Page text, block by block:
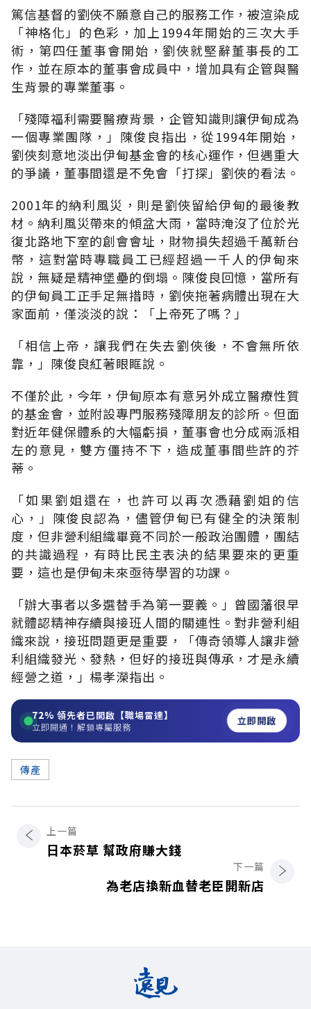
篤信基督的劉俠不願意自己的服務工作，被渲染成
「神格化」的色彩，加上1994年開始的三次大手
術，第四任董事會開始，劉俠就堅辭董事長的工
作，並在原本的董事會成員中，增加具有企管與醫
生背景的專業董事。
「殘障福利需要醫療背景，企管知識則讓伊甸成為
一個專業團隊，」陳俊良指出，從1994年開始，
劉俠刻意地淡出伊甸基金會的核心運作，但遇重大
的爭議，董事間還是不免會「打探」劉俠的看法。
2001年的納利風災，則是劉俠留給伊甸的最後教
材。納利風災帶來的傾盆大雨，當時淹沒了位於光
復北路地下室的創會會址，財物損失超過千萬新台
幣，這對當時專職員工已經超過一千人的伊甸來
說，無疑是精神堡壘的倒塌。陳俊良回憶，當所有
的伊甸員工正手足無措時，劉俠拖著病體出現在大
家面前，僅淡淡的說：「上帝死了嗎？」
「相信上帝，讓我們在失去劉俠後，不會無所依
靠，」陳俊良紅著眼眶說。
不僅於此，今年，伊甸原本有意另外成立醫療性質
的基金會，並附設專門服務殘障朋友的診所。但面
對近年健保體系的大幅虧損，董事會也分成兩派相
左的意見，雙方僵持不下，造成董事間些許的芥
蒂。
「如果劉姐還在，也許可以再次憑藉劉姐的信
心，」陳俊良認為，儘管伊甸已有健全的決策制
度，但非營利組織畢竟不同於一般政治團體，團結
的共識過程，有時比民主表決的結果要來的更重
要，這也是伊甸未來亟待學習的功課。
「辦大事者以多選替手為第一要義。」曾國藩很早
就體認精神存續與接班人間的關連性。對非營利組
織來說，接班問題更是重要，「傳奇領導人讓非營
利組織發光、發熱，但好的接班與傳承，才是永續
經營之道，」楊孝濚指出。
72% 領先者已開啟【職場雷達】
立即開通！解鎖專屬服務 立即開啟
傳產
上一篇
日本菸草 幫政府賺大錢
下一篇
為老店換新血替老臣開新店